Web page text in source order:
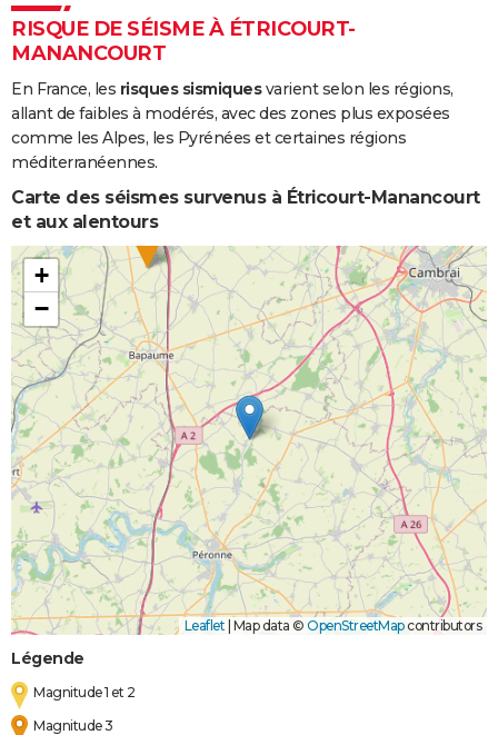
RISQUE DE SÉISME À ÉTRICOURT-
MANANCOURT
En France, les risques sismiquesvarient selon les régions,
allant de faibles à modérés, avec des zones plus exposées
comme les Alpes, les Pyrénées et certaines régions
méditerranéennes.
Carte des séismes survenus à Étricourt-Manancourt
et aux alentours
+
−
Leaflet | Map data © OpenStreetMapcontributors
Légende
Magnitude 1 et 2
Magnitude 3